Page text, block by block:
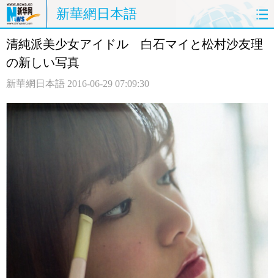
新華網日本語
ホームページ 政治 経済
評論 写真
清純派美少女アイドル 白石マイと松村沙友理
の新しい写真
新華網日本語 2016-06-29 07:09:30